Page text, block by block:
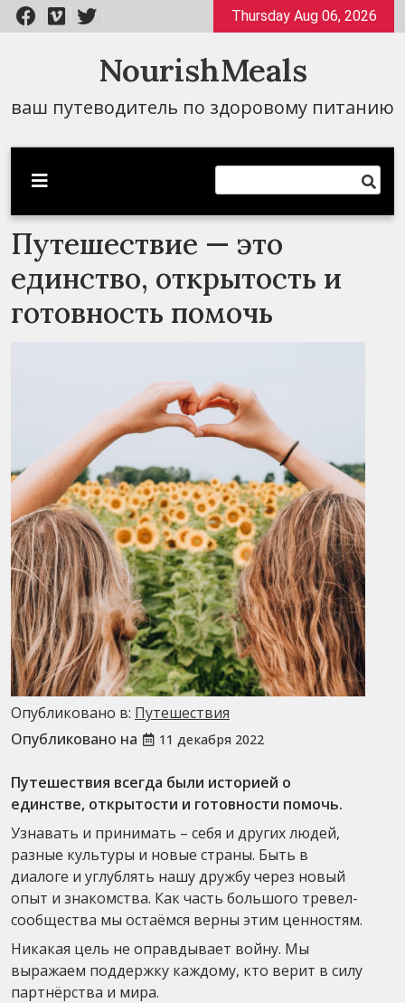
Перейти
к
Thursday Aug 06, 2026
NourishMeals
ваш путеводитель по здоровому питанию
Путешествие — это
единство, открытость и
готовность помочь
Опубликовано в: Путешествия
Опубликовано на
11 декабря 2022
Путешествия всегда были историей о
единстве, открытости и готовности помочь.
Узнавать и принимать – себя и других людей,
разные культуры и новые страны. Быть в
диалоге и углублять нашу дружбу через новый
опыт и знакомства. Как часть большого тревел-
сообщества мы остаёмся верны этим ценностям.
Никакая цель не оправдывает войну. Мы
выражаем поддержку каждому, кто верит в силу
партнёрства и мира.